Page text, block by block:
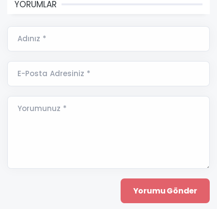
YORUMLAR
Adınız *
E-Posta Adresiniz *
Yorumunuz *